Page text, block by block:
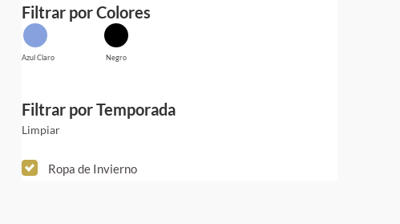
Filtrar por Colores
Azul Claro Negro
Filtrar por Temporada
Limpiar
Ropa de Invierno